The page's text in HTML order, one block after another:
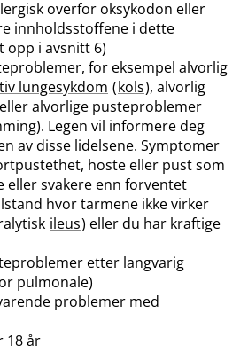
overfor oksykodon eller
innholdsstoffene i dette
opp i avsnitt 6)
for eksempel alvorlig
lungesykdom (kols), alvorlig
eller alvorlige pusteproblemer
Legen vil informere deg
av disse lidelsene. Symptomer
hoste eller pust som
eller svakere enn forventet
hvor tarmene ikke virker
ileus) eller du har kraftige
etter langvarig
pulmonale)
problemer med
18 år